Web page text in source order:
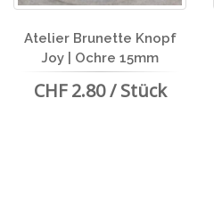
Atelier Brunette Knopf
Joy | Ochre 15mm
CHF 2.80 / Stück